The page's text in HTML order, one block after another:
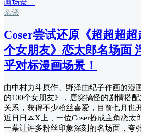
杂谈
Coser尝试还原《超超超超
个女朋友》恋太郎名场面
乎对标漫画场景！
由中村力斗原作、野泽由纪子作画的漫
的100个女朋友》，唐突搞怪的剧情搭
关系，获得不少粉丝喜爱，目前七月也
近日日本X上，一位Coser扮成主角恋太
一幕让许多粉丝印象深刻的名场面，夸